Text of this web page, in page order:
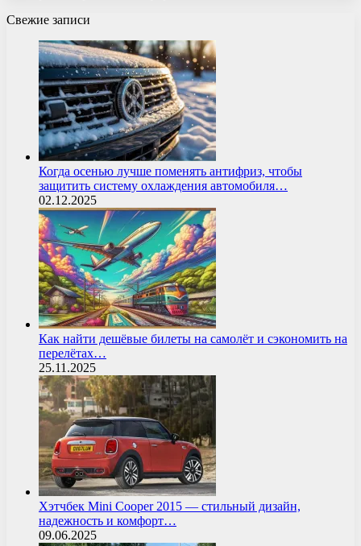
Свежие записи
Когда осенью лучше поменять антифриз, чтобы
защитить систему охлаждения автомобиля…
02.12.2025
Как найти дешёвые билеты на самолёт и сэкономить на
перелётах…
25.11.2025
Хэтчбек Mini Cooper 2015 — стильный дизайн,
надежность и комфорт…
09.06.2025